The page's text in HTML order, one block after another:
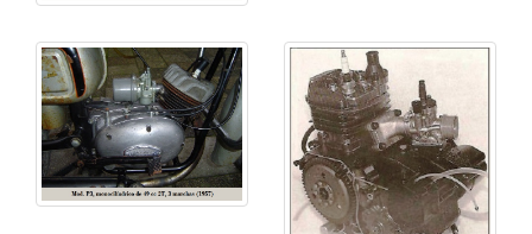
carreras de velocidad, convirtiéndose en una
verdadera compañía independiente, bajo la dirección
de Vittorio Minarelli como su presidente y director
general - defensor apasionado de la actividad
competitiva – y, con un departamento de carreras
bajo el control del diseñador e ingeniero Jörg Möller -
con funciones también de director técnico y deportivo
- responsable de la producción de motocicletas de
obteniendo diversos títulos en el